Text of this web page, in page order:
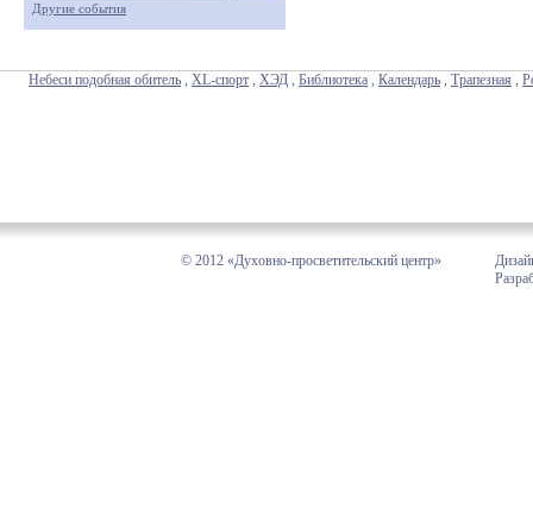
Другие события
Небеси подобная обитель , XL-спорт , ХЭД , Библиотека , Календарь , Трапезная ,
© 2012 «Духовно-просветительский центр»